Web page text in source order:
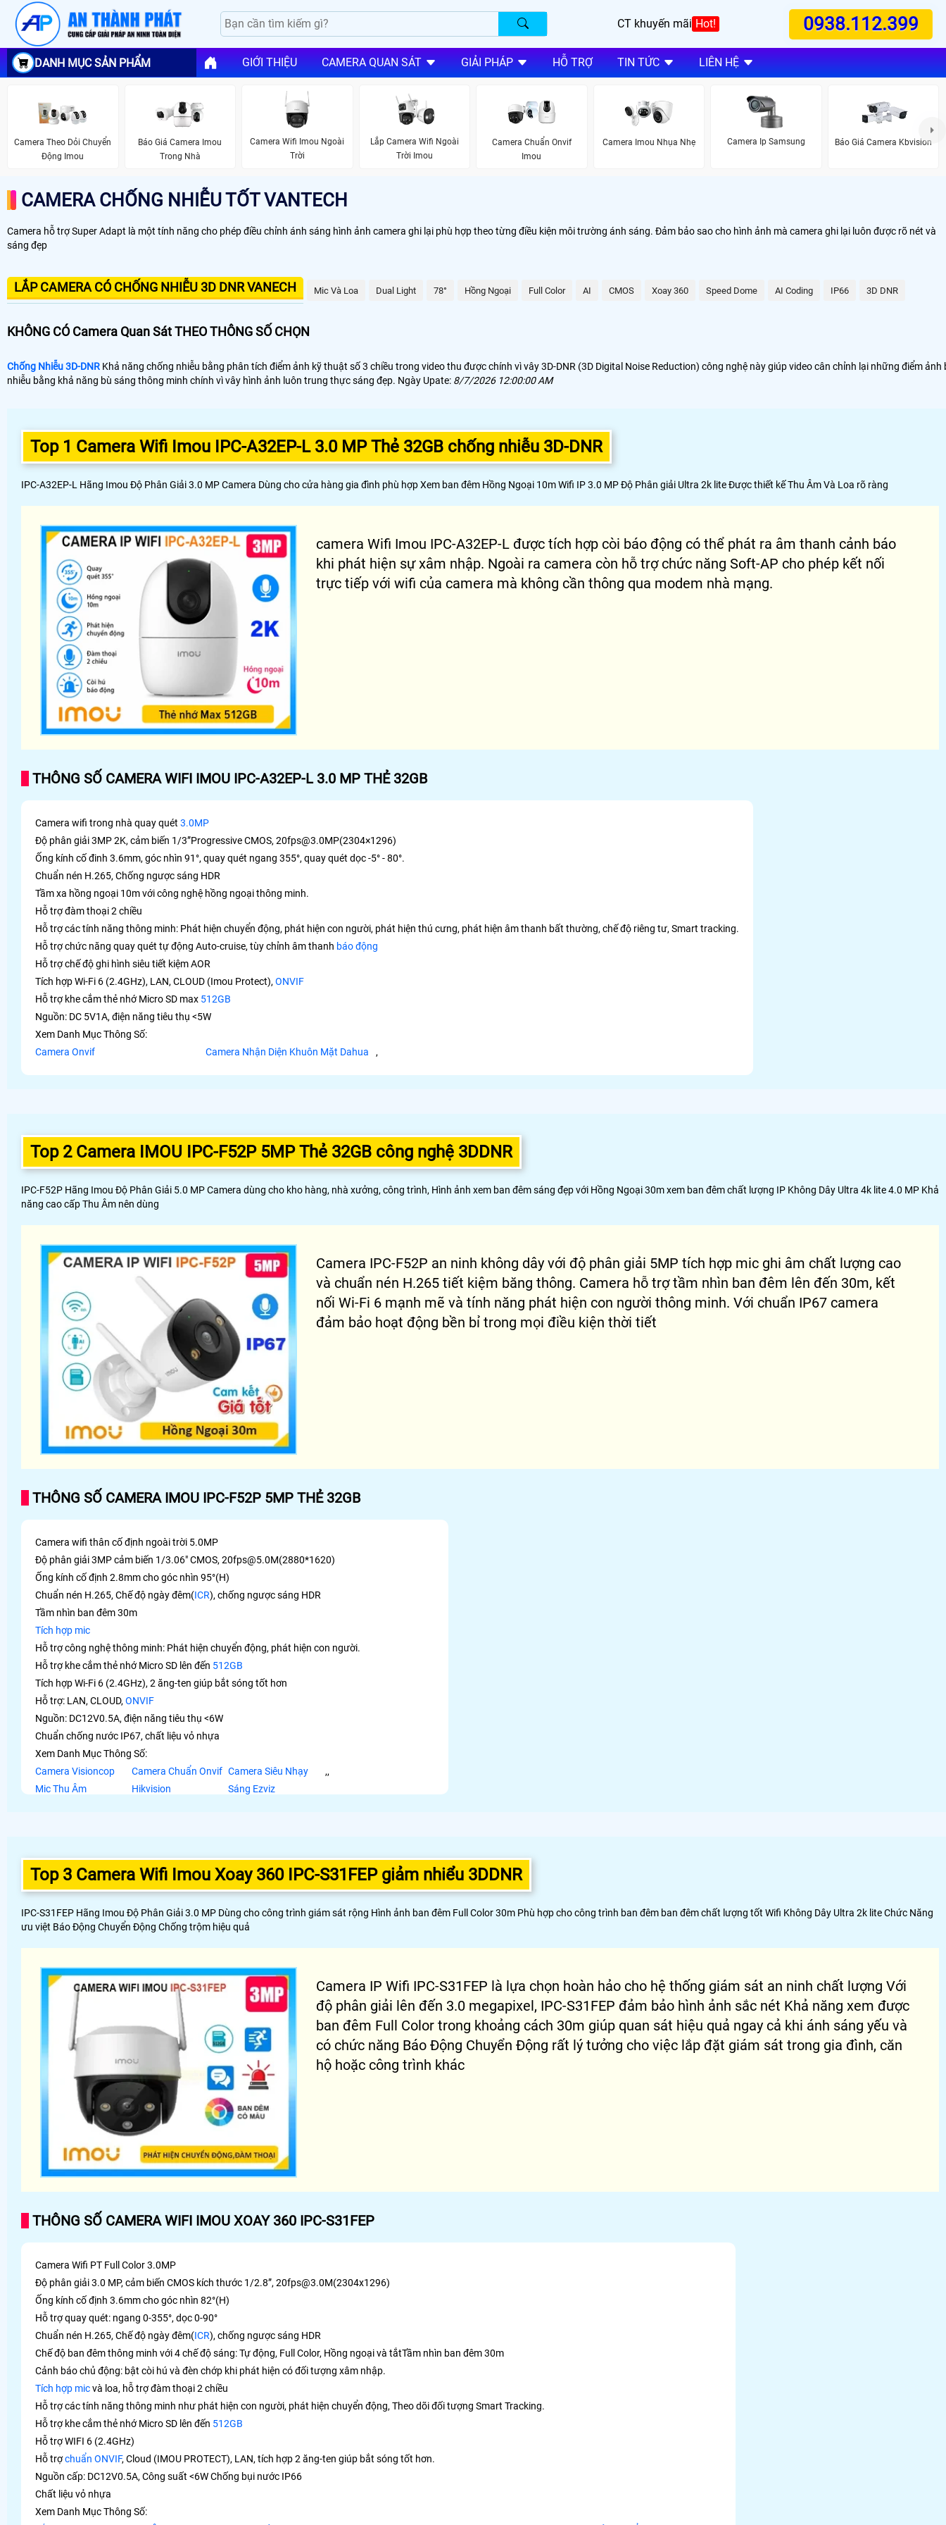
CT khuyến mãi Hot! 0938.112.399
DANH MỤC SẢN PHẨM GIỚI THIỆU CAMERA QUAN SÁT GIẢI PHÁP HỖ TRỢ TIN TỨC LIÊN HỆ
Camera Theo Dỏi Chuyển
Động Imou
Báo Giá Camera Imou
Trong Nhà
Camera Wifi Imou Ngoài
Trời
Lắp Camera Wifi Ngoài
Trời Imou
Camera Chuẩn Onvif
Imou
Camera Imou Nhụa Nhẹ Camera Ip Samsung Báo Giá Camera Kbvision
CAMERA CHỐNG NHIỄU TỐT VANTECH
Camera hỗ trợ Super Adapt là một tính năng cho phép điều chỉnh ánh sáng hình ảnh camera ghi lại phù hợp theo từng điều kiện môi trường ánh sáng. Đảm bảo sao cho hình ảnh mà camera ghi lại luôn được rõ nét và
sáng đẹp
LẮP CAMERA CÓ CHỐNG NHIỄU 3D DNR VANECH Mic Và Loa Dual Light 78° Hồng Ngoại Full Color AI CMOS Xoay 360 Speed Dome AI Coding IP66 3D DNR
KHÔNG CÓ Camera Quan Sát THEO THÔNG SỐ CHỌN
Chống Nhiễu 3D-DNR Khả năng chống nhiễu bằng phân tích điểm ảnh kỹ thuật số 3 chiều trong video thu được chính vì vây 3D-DNR (3D Digital Noise Reduction) công nghệ này giúp video cân chỉnh lại những điểm ảnh
nhiễu bằng khả năng bù sáng thông minh chính vì vây hình ảnh luôn trung thực sáng đẹp. Ngày Upate: 8/7/2026 12:00:00 AM
Top 1 Camera Wifi Imou IPC-A32EP-L 3.0 MP Thẻ 32GB chống nhiễu 3D-DNR
IPC-A32EP-L Hãng Imou Độ Phân Giải 3.0 MP Camera Dùng cho cửa hàng gia đình phù hợp Xem ban đêm Hồng Ngoại 10m Wifi IP 3.0 MP Độ Phân giải Ultra 2k lite Được thiết kế Thu Âm Và Loa rõ ràng
camera Wifi Imou IPC-A32EP-L được tích hợp còi báo động có thể phát ra âm thanh cảnh báo
khi phát hiện sự xâm nhập. Ngoài ra camera còn hỗ trợ chức năng Soft-AP cho phép kết nối
trực tiếp với wifi của camera mà không cần thông qua modem nhà mạng.
THÔNG SỐ CAMERA WIFI IMOU IPC-A32EP-L 3.0 MP THẺ 32GB
Camera wifi trong nhà quay quét 3.0MP
Độ phân giải 3MP 2K, cảm biến 1/3”Progressive CMOS, 20fps@3.0MP(2304×1296)
Ống kính cố đinh 3.6mm, góc nhìn 91°, quay quét ngang 355°, quay quét dọc -5° - 80°.
Chuẩn nén H.265, Chống ngược sáng HDR
Tầm xa hồng ngoại 10m với công nghệ hồng ngoại thông minh.
Hỗ trợ đàm thoại 2 chiều
Hỗ trợ các tính năng thông minh: Phát hiện chuyển động, phát hiện con người, phát hiện thú cưng, phát hiện âm thanh bất thường, chế độ riêng tư, Smart tracking.
Hỗ trợ chức năng quay quét tự động Auto-cruise, tùy chỉnh âm thanh báo động
Hỗ trợ chế độ ghi hình siêu tiết kiệm AOR
Tích hợp Wi-Fi 6 (2.4GHz), LAN, CLOUD (Imou Protect), ONVIF
Hỗ trợ khe cắm thẻ nhớ Micro SD max 512GB
Nguồn: DC 5V1A, điện năng tiêu thụ <5W
Xem Danh Mục Thông Số:
Camera Onvif
,
Camera Nhận Diện Khuôn Mặt Dahua
Top 2 Camera IMOU IPC-F52P 5MP Thẻ 32GB công nghệ 3DDNR
IPC-F52P Hãng Imou Độ Phân Giải 5.0 MP Camera dùng cho kho hàng, nhà xưởng, công trình, Hình ảnh xem ban đêm sáng đẹp với Hồng Ngoại 30m xem ban đêm chất lượng IP Không Dây Ultra 4k lite 4.0 MP Khả
năng cao cấp Thu Âm nên dùng
Camera IPC-F52P an ninh không dây với độ phân giải 5MP tích hợp mic ghi âm chất lượng cao
và chuẩn nén H.265 tiết kiệm băng thông. Camera hỗ trợ tầm nhìn ban đêm lên đến 30m, kết
nối Wi-Fi 6 mạnh mẽ và tính năng phát hiện con người thông minh. Với chuẩn IP67 camera
đảm bảo hoạt động bền bỉ trong mọi điều kiện thời tiết
THÔNG SỐ CAMERA IMOU IPC-F52P 5MP THẺ 32GB
Camera wifi thân cố định ngoài trời 5.0MP
Độ phân giải 3MP cảm biến 1/3.06" CMOS, 20fps@5.0M(2880*1620)
Ống kính cố định 2.8mm cho góc nhìn 95°(H)
Chuẩn nén H.265, Chế độ ngày đêm(ICR), chống ngược sáng HDR
Tầm nhìn ban đêm 30m
Tích hợp mic
Hỗ trợ công nghệ thông minh: Phát hiện chuyển động, phát hiện con người.
Hỗ trợ khe cắm thẻ nhớ Micro SD lên đến 512GB
Tích hợp Wi-Fi 6 (2.4GHz), 2 ăng-ten giúp bắt sóng tốt hơn
Hỗ trợ: LAN, CLOUD, ONVIF
Nguồn: DC12V0.5A, điện năng tiêu thụ <6W
Chuẩn chống nước IP67, chất liệu vỏ nhựa
Xem Danh Mục Thông Số:
Camera Visioncop
Mic Thu Âm
,
Camera Chuẩn Onvif
Hikvision
,
Camera Siêu Nhạy
Sáng Ezviz
Top 3 Camera Wifi Imou Xoay 360 IPC-S31FEP giảm nhiểu 3DDNR
IPC-S31FEP Hãng Imou Độ Phân Giải 3.0 MP Dùng cho công trình giám sát rộng Hình ảnh ban đêm Full Color 30m Phù hợp cho công trình ban đêm ban đêm chất lượng tốt Wifi Không Dây Ultra 2k lite Chức Năng
ưu việt Báo Động Chuyển Động Chống trộm hiệu quả
Camera IP Wifi IPC-S31FEP là lựa chọn hoàn hảo cho hệ thống giám sát an ninh chất lượng Với
độ phân giải lên đến 3.0 megapixel, IPC-S31FEP đảm bảo hình ảnh sắc nét Khả năng xem được
ban đêm Full Color trong khoảng cách 30m giúp quan sát hiệu quả ngay cả khi ánh sáng yếu và
có chức năng Báo Động Chuyển Động rất lý tưởng cho việc lắp đặt giám sát trong gia đình, căn
hộ hoặc công trình khác
THÔNG SỐ CAMERA WIFI IMOU XOAY 360 IPC-S31FEP
Camera Wifi PT Full Color 3.0MP
Độ phân giải 3.0 MP, cảm biến CMOS kích thước 1/2.8”, 20fps@3.0M(2304x1296)
Ống kính cố định 3.6mm cho góc nhìn 82°(H)
Hỗ trợ quay quét: ngang 0-355°, dọc 0-90°
Chuẩn nén H.265, Chế độ ngày đêm(ICR), chống ngược sáng HDR
Chế độ ban đêm thông minh với 4 chế độ sáng: Tự động, Full Color, Hồng ngoại và tắtTầm nhìn ban đêm 30m
Cảnh báo chủ động: bật còi hú và đèn chớp khi phát hiện có đối tượng xâm nhập.
Tích hợp micvà loa, hỗ trợ đàm thoại 2 chiều
Hỗ trợ các tính năng thông minh như phát hiện con người, phát hiện chuyển động, Theo dõi đối tượng Smart Tracking.
Hỗ trợ khe cắm thẻ nhớ Micro SD lên đến 512GB
Hỗ trợ WIFI 6 (2.4GHz)
Hỗ trợchuẩn ONVIF, Cloud (IMOU PROTECT), LAN, tích hợp 2 ăng-ten giúp bắt sóng tốt hơn.
Nguồn cấp: DC12V0.5A, Công suất <6W Chống bụi nước IP66
Chất liệu vỏ nhựa
Xem Danh Mục Thông Số: